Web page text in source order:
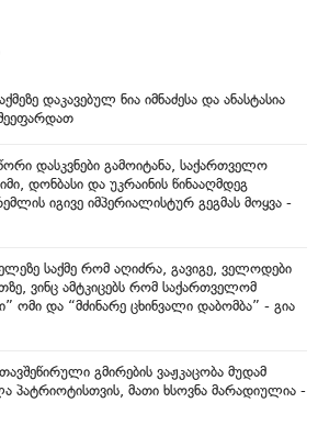
დაკავებულ ნია იმნაძესა და ანასტასია
დასკვნები გამოიტანა, საქართველო
დონბასი და უკრაინის წინააღმდეგ
იგივე იმპერიალისტურ გეგმას მოყვა -
საქმე რომ აღიძრა, გავიგე, ველოდები
ვინც ამტკიცებს რომ საქართველომ
ომი და “მძინარე ცხინვალი დაბომბა” - გია
გმირების ვაჟკაცობა მუდამ
პატრიოტისთვის, მათი ხსოვნა მარადიულია -